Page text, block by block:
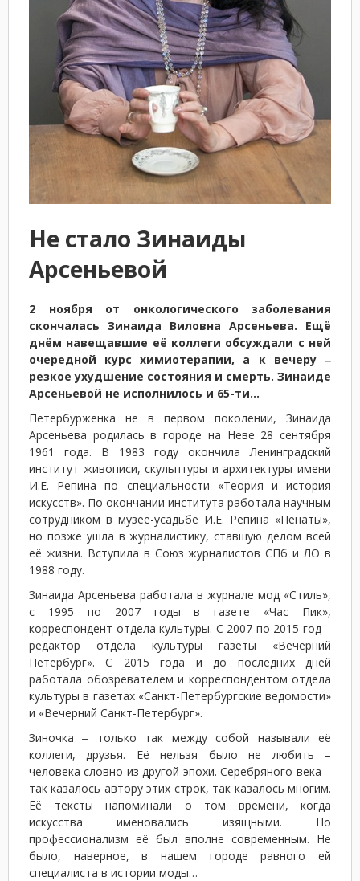
Не стало Зинаиды
Арсеньевой
2 ноября от онкологического заболевания
скончалась Зинаида Виловна Арсеньева. Ещё
днём навещавшие её коллеги обсуждали с ней
очередной курс химиотерапии, а к вечеру ‒
резкое ухудшение состояния и смерть. Зинаиде
Арсеньевой не исполнилось и 65-ти…
Петербурженка не в первом поколении, Зинаида
Арсеньева родилась в городе на Неве 28 сентября
1961 года. В 1983 году окончила Ленинградский
институт живописи, скульптуры и архитектуры имени
И.Е. Репина по специальности «Теория и история
искусств». По окончании института работала научным
сотрудником в музее-усадьбе И.Е. Репина «Пенаты»,
но позже ушла в журналистику, ставшую делом всей
её жизни. Вступила в Союз журналистов СПб и ЛО в
1988 году.
Зинаида Арсеньева работала в журнале мод «Стиль»,
с 1995 по 2007 годы в газете «Час Пик»,
корреспондент отдела культуры. С 2007 по 2015 год ‒
редактор отдела культуры газеты «Вечерний
Петербург». С 2015 года и до последних дней
работала обозревателем и корреспондентом отдела
культуры в газетах «Санкт-Петербургские ведомости»
и «Вечерний Санкт-Петербург».
Зиночка ‒ только так между собой называли её
коллеги, друзья. Её нельзя было не любить –
человека словно из другой эпохи. Серебряного века ‒
так казалось автору этих строк, так казалось многим.
Её тексты напоминали о том времени, когда
искусства именовались изящными. Но
профессионализм её был вполне современным. Не
было, наверное, в нашем городе равного ей
специалиста в истории моды…